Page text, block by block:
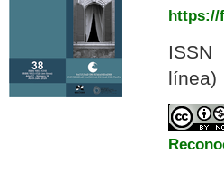
https://
línea)